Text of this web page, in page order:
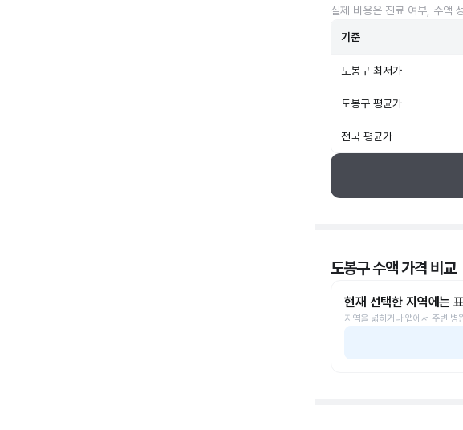
실제 비용은 진료 여부, 수액
기준
도봉구 최저가
도봉구 평균가
전국 평균가
도봉구 수액 가격 비교
현재 선택한 지역에는
지역을 넓히거나 앱에서 주변 병